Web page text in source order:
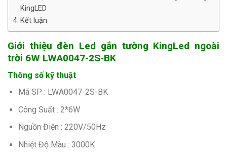
KingLED
Kết luận
Giới thiệu đèn Led gắn tường KingLed ngoài
trời 6W LWA0047-2S-BK
Thông số kỹ thuật
Mã SP : LWA0047-2S-BK
Công Suất : 2*6W
Nguồn Điện : 220V/50Hz
Nhiệt Độ Màu : 3000K